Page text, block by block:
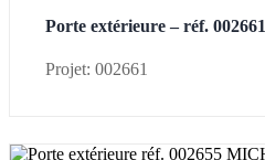
Porte extérieure – réf. 002661
Projet: 002661